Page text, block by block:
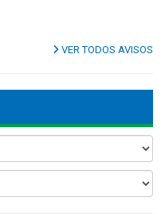
VER TODOS AVISOS